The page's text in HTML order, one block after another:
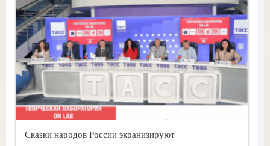
Сказки народов России экранизируют